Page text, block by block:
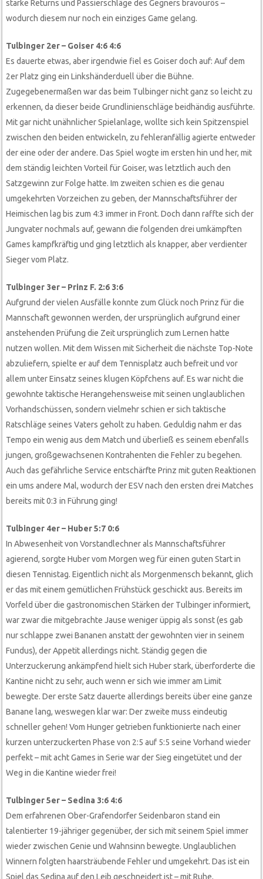
starke Returns und Passierschläge des Gegners bravourös –
wodurch diesem nur noch ein einziges Game gelang.
Tulbinger 2er – Goiser 4:6 4:6
Es dauerte etwas, aber irgendwie fiel es Goiser doch auf: Auf dem
2er Platz ging ein Linkshänderduell über die Bühne.
Zugegebenermaßen war das beim Tulbinger nicht ganz so leicht zu
erkennen, da dieser beide Grundlinienschläge beidhändig ausführte.
Mit gar nicht unähnlicher Spielanlage, wollte sich kein Spitzenspiel
zwischen den beiden entwickeln, zu fehleranfällig agierte entweder
der eine oder der andere. Das Spiel wogte im ersten hin und her, mit
dem ständig leichten Vorteil für Goiser, was letztlich auch den
Satzgewinn zur Folge hatte. Im zweiten schien es die genau
umgekehrten Vorzeichen zu geben, der Mannschaftsführer der
Heimischen lag bis zum 4:3 immer in Front. Doch dann raffte sich der
Jungvater nochmals auf, gewann die folgenden drei umkämpften
Games kampfkräftig und ging letztlich als knapper, aber verdienter
Sieger vom Platz.
Tulbinger 3er – Prinz F. 2:6 3:6
Aufgrund der vielen Ausfälle konnte zum Glück noch Prinz für die
Mannschaft gewonnen werden, der ursprünglich aufgrund einer
anstehenden Prüfung die Zeit ursprünglich zum Lernen hatte
nutzen wollen. Mit dem Wissen mit Sicherheit die nächste Top-Note
abzuliefern, spielte er auf dem Tennisplatz auch befreit und vor
allem unter Einsatz seines klugen Köpfchens auf. Es war nicht die
gewohnte taktische Herangehensweise mit seinen unglaublichen
Vorhandschüssen, sondern vielmehr schien er sich taktische
Ratschläge seines Vaters geholt zu haben. Geduldig nahm er das
Tempo ein wenig aus dem Match und überließ es seinem ebenfalls
jungen, großgewachsenen Kontrahenten die Fehler zu begehen.
Auch das gefährliche Service entschärfte Prinz mit guten Reaktionen
ein ums andere Mal, wodurch der ESV nach den ersten drei Matches
bereits mit 0:3 in Führung ging!
Tulbinger 4er – Huber 5:7 0:6
In Abwesenheit von Vorstandlechner als Mannschaftsführer
agierend, sorgte Huber vom Morgen weg für einen guten Start in
diesen Tennistag. Eigentlich nicht als Morgenmensch bekannt, glich
er das mit einem gemütlichen Frühstück geschickt aus. Bereits im
Vorfeld über die gastronomischen Stärken der Tulbinger informiert,
war zwar die mitgebrachte Jause weniger üppig als sonst (es gab
nur schlappe zwei Bananen anstatt der gewohnten vier in seinem
Fundus), der Appetit allerdings nicht. Ständig gegen die
Unterzuckerung ankämpfend hielt sich Huber stark, überforderte die
Kantine nicht zu sehr, auch wenn er sich wie immer am Limit
bewegte. Der erste Satz dauerte allerdings bereits über eine ganze
Banane lang, weswegen klar war: Der zweite muss eindeutig
schneller gehen! Vom Hunger getrieben funktionierte nach einer
kurzen unterzuckerten Phase von 2:5 auf 5:5 seine Vorhand wieder
perfekt – mit acht Games in Serie war der Sieg eingetütet und der
Weg in die Kantine wieder frei!
Tulbinger 5er – Sedina 3:6 4:6
Dem erfahrenen Ober-Grafendorfer Seidenbaron stand ein
talentierter 19-jähriger gegenüber, der sich mit seinem Spiel immer
wieder zwischen Genie und Wahnsinn bewegte. Unglaublichen
Winnern folgten haarsträubende Fehler und umgekehrt. Das ist ein
Spiel das Sedina auf den Leib geschneidert ist – mit Ruhe,